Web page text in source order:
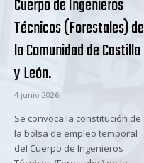
Cuerpo de Ingenieros
Técnicos (Forestales) de
la Comunidad de Castilla
y León.
4 junio 2026
Se convoca la constitución de
la bolsa de empleo temporal
del Cuerpo de Ingenieros